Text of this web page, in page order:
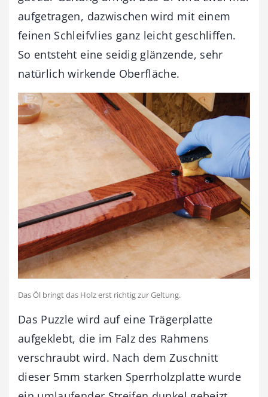
aufgetragen, dazwischen wird mit einem
feinen Schleifvlies ganz leicht geschliffen.
So entsteht eine seidig glänzende, sehr
natürlich wirkende Oberfläche.
Das Öl bringt das Holz erst richtig zur Geltung.
Das Puzzle wird auf eine Trägerplatte
aufgeklebt, die im Falz des Rahmens
verschraubt wird. Nach dem Zuschnitt
dieser 5mm starken Sperrholzplatte wurde